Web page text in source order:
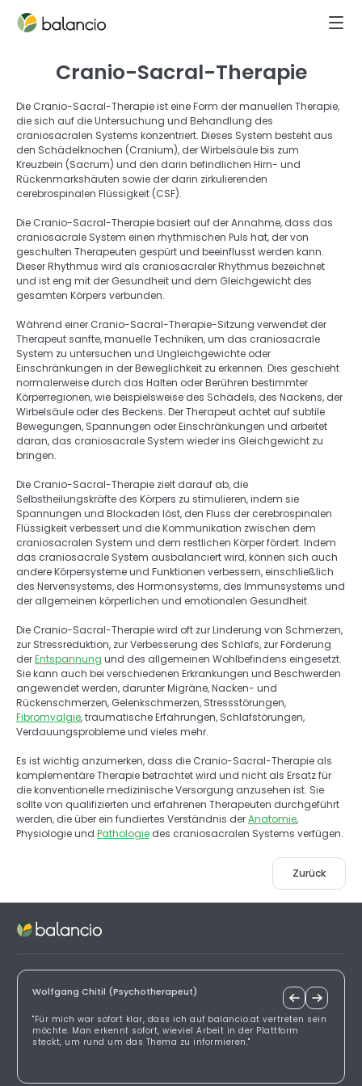
Cranio-Sacral-Therapie
Die Cranio-Sacral-Therapie ist eine Form der manuellen Therapie,
die sich auf die Untersuchung und Behandlung des
craniosacralen Systems konzentriert. Dieses System besteht aus
den Schädelknochen (Cranium), der Wirbelsäule bis zum
Kreuzbein (Sacrum) und den darin befindlichen Hirn- und
Rückenmarkshäuten sowie der darin zirkulierenden
cerebrospinalen Flüssigkeit (CSF).
Die Cranio-Sacral-Therapie basiert auf der Annahme, dass das
craniosacrale System einen rhythmischen Puls hat, der von
geschulten Therapeuten gespürt und beeinflusst werden kann.
Dieser Rhythmus wird als craniosacraler Rhythmus bezeichnet
und ist eng mit der Gesundheit und dem Gleichgewicht des
gesamten Körpers verbunden.
Während einer Cranio-Sacral-Therapie-Sitzung verwendet der
Therapeut sanfte, manuelle Techniken, um das craniosacrale
System zu untersuchen und Ungleichgewichte oder
Einschränkungen in der Beweglichkeit zu erkennen. Dies geschieht
normalerweise durch das Halten oder Berühren bestimmter
Körperregionen, wie beispielsweise des Schädels, des Nackens, der
Wirbelsäule oder des Beckens. Der Therapeut achtet auf subtile
Bewegungen, Spannungen oder Einschränkungen und arbeitet
daran, das craniosacrale System wieder ins Gleichgewicht zu
bringen.
Die Cranio-Sacral-Therapie zielt darauf ab, die
Selbstheilungskräfte des Körpers zu stimulieren, indem sie
Spannungen und Blockaden löst, den Fluss der cerebrospinalen
Flüssigkeit verbessert und die Kommunikation zwischen dem
craniosacralen System und dem restlichen Körper fördert. Indem
das craniosacrale System ausbalanciert wird, können sich auch
andere Körpersysteme und Funktionen verbessern, einschließlich
des Nervensystems, des Hormonsystems, des Immunsystems und
der allgemeinen körperlichen und emotionalen Gesundheit.
Die Cranio-Sacral-Therapie wird oft zur Linderung von Schmerzen,
zur Stressreduktion, zur Verbesserung des Schlafs, zur Förderung
der Entspannung und des allgemeinen Wohlbefindens eingesetzt.
Sie kann auch bei verschiedenen Erkrankungen und Beschwerden
angewendet werden, darunter Migräne, Nacken- und
Fibromyalgie, traumatische Erfahrungen, Schlafstörungen,
Verdauungsprobleme und vieles mehr.
Es ist wichtig anzumerken, dass die Cranio-Sacral-Therapie als
komplementäre Therapie betrachtet wird und nicht als Ersatz für
die konventionelle medizinische Versorgung anzusehen ist. Sie
sollte von qualifizierten und erfahrenen Therapeuten durchgeführt
werden, die über ein fundiertes Verständnis der Anatomie,
Physiologie und Pathologie des craniosacralen Systems verfügen.
Zurück
Wolfgang Chitil (Psychotherapeut)
"Für mich war sofort klar, dass ich auf balancio.at vertreten sein
möchte. Man erkennt sofort, wieviel Arbeit in der Plattform
steckt, um rund um das Thema zu informieren."